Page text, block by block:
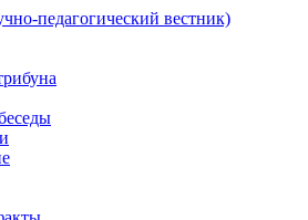
педагогический вестник)